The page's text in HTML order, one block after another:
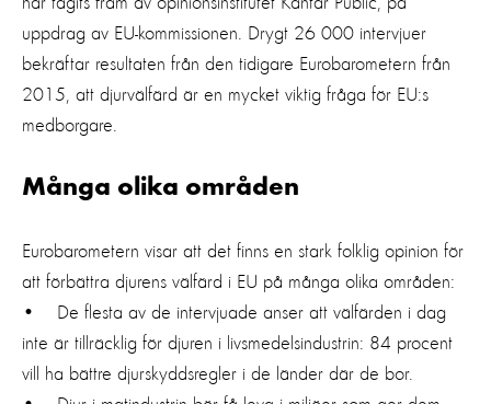
uppdrag av EU-kommissionen. Drygt 26 000 intervjuer
bekräftar resultaten från den tidigare Eurobarometern från
2015, att djurvälfärd är en mycket viktig fråga för EU:s
medborgare.
Många olika områden
Eurobarometern visar att det finns en stark folklig opinion för
att förbättra djurens välfärd i EU på många olika områden:
• De flesta av de intervjuade anser att välfärden i dag
inte är tillräcklig för djuren i livsmedelsindustrin: 84 procent
vill ha bättre djurskyddsregler i de länder där de bor.